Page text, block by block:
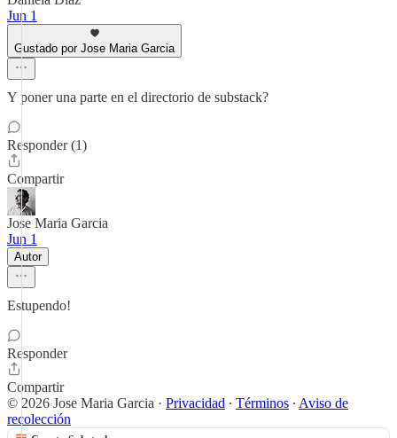
Jun 1
Gustado por Jose Maria Garcia
Y poner una parte en el directorio de substack?
Responder (1)
Compartir
Jose Maria Garcia
Jun 1
Autor
Estupendo!
Responder
Compartir
© 2026 Jose Maria Garcia · Privacidad ∙ Términos ∙ Aviso de
recolección